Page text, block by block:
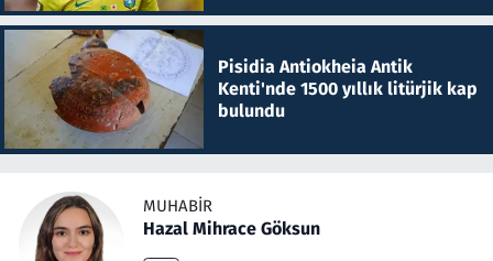
Pisidia Antiokheia Antik
Kenti'nde 1500 yıllık litürjik kap
bulundu
MUHABIR
Hazal Mihrace Göksun